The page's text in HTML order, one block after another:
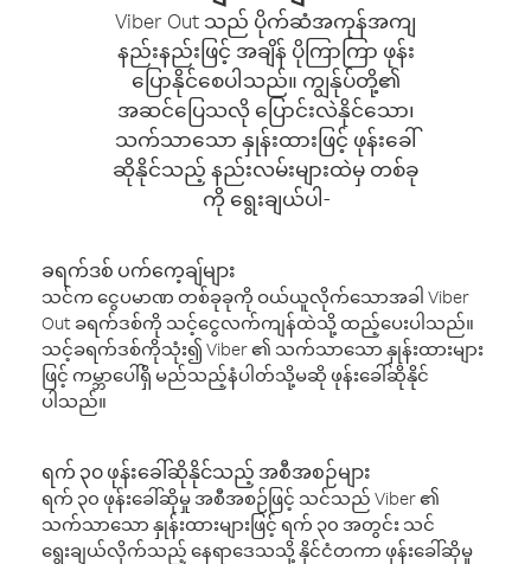
Viber Out သည် ပိုက်ဆံအကုန်အကျ
နည်းနည်းဖြင့် အချိန် ပိုကြာကြာ ဖုန်း
ပြောနိုင်စေပါသည်။ ကျွန်ုပ်တို့၏
အဆင်ပြေသလို ပြောင်းလဲနိုင်သော၊
သက်သာသော နှုန်းထားဖြင့် ဖုန်းခေါ်
ဆိုနိုင်သည့် နည်းလမ်းများထဲမှ တစ်ခု
ကို ရွေးချယ်ပါ-
ခရက်ဒစ် ပက်ကေ့ချ်များ
သင်က ငွေပမာဏ တစ်ခုခုကို ဝယ်ယူလိုက်သောအခါ Viber
Out ခရက်ဒစ်ကို သင့်ငွေလက်ကျန်ထဲသို့ ထည့်ပေးပါသည်။
သင့်ခရက်ဒစ်ကိုသုံး၍ Viber ၏ သက်သာသော နှုန်းထားများ
ဖြင့် ကမ္ဘာပေါ်ရှိ မည်သည့်နံပါတ်သို့မဆို ဖုန်းခေါ်ဆိုနိုင်
ပါသည်။
ရက် ၃၀ ဖုန်းခေါ်ဆိုနိုင်သည့် အစီအစဉ်များ
ရက် ၃၀ ဖုန်းခေါ်ဆိုမှု အစီအစဉ်ဖြင့် သင်သည် Viber ၏
သက်သာသော နှုန်းထားများဖြင့် ရက် ၃၀ အတွင်း သင်
ရွေးချယ်လိုက်သည့် နေရာဒေသသို့ နိုင်ငံတကာ ဖုန်းခေါ်ဆိုမှု